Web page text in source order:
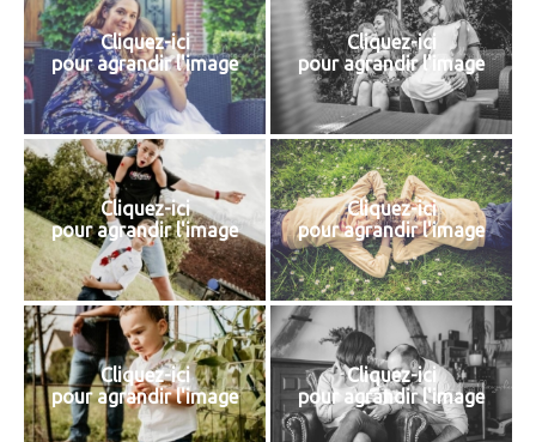
Cliquez-ici
pour agrandir l'image
Cliquez-ici
pour agrandir l'image
Cliquez-ici
pour agrandir l'image
Cliquez-ici
pour agrandir l'image
Cliquez-ici
pour agrandir l'image
Cliquez-ici
pour agrandir l'image